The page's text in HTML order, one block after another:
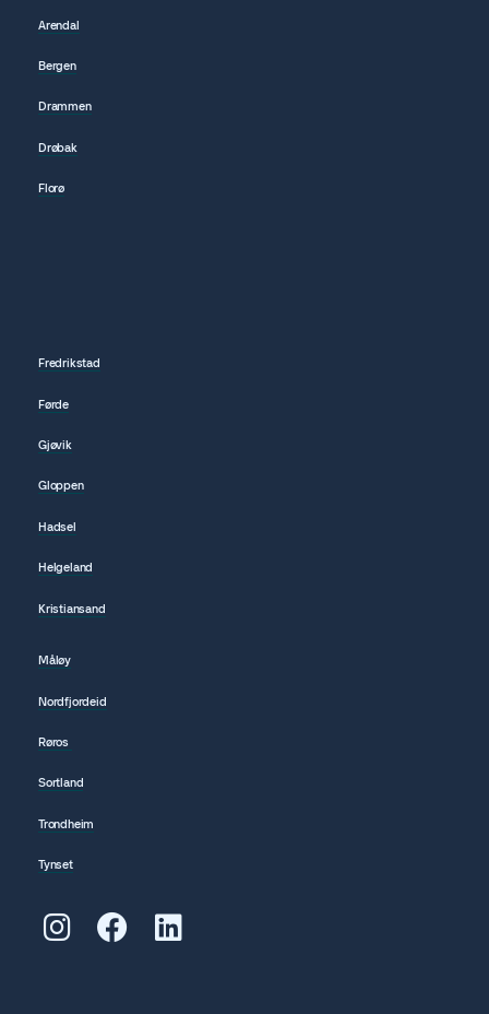
Arendal
Bergen
Drammen
Drøbak
Florø
Fredrikstad
Førde
Gjøvik
Gloppen
Hadsel
Helgeland
Kristiansand
Måløy
Nordfjordeid
Røros
Sortland
Trondheim
Tynset